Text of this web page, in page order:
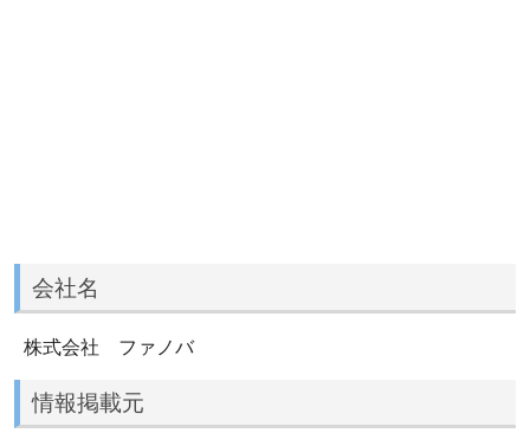
会社名
株式会社 ファノバ
情報掲載元